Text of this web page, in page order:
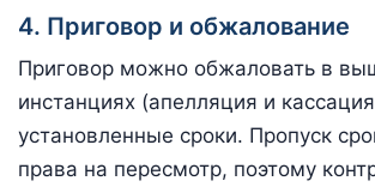
4. Приговор и обжалование
Приговор можно обжаловать в
инстанциях (апелляция и
установленные сроки. Пропуск
права на пересмотр, поэтому